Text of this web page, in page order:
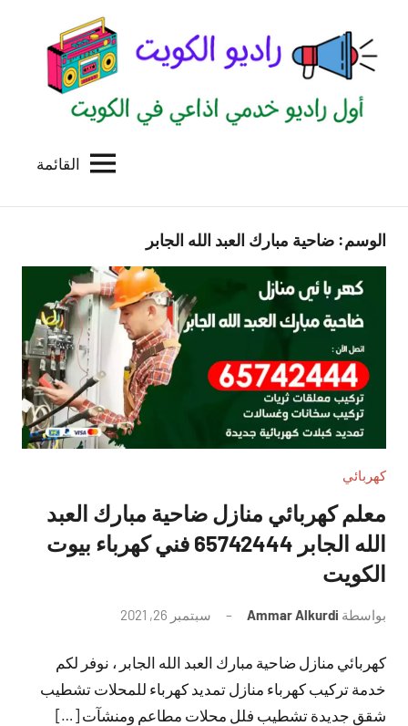
المحتوى
الكويت
للاعلانات
بالكويت
القائمة
الوسم: ضاحية مبارك العبد الله الجابر
كهربائي
معلم كهربائي منازل ضاحية مبارك العبد
الله الجابر 65742444 فني كهرباء بيوت
الكويت
بواسطة Ammar Alkurdi سبتمبر 26, 2021
تعليقات
كهربائي منازل ضاحية مبارك العبد الله الجابر ، نوفر لكم
خدمة تركيب كهرباء منازل تمديد كهرباء للمحلات تشطيب
شقق جديدة تشطيب فلل محلات مطاعم ومنشآت […]